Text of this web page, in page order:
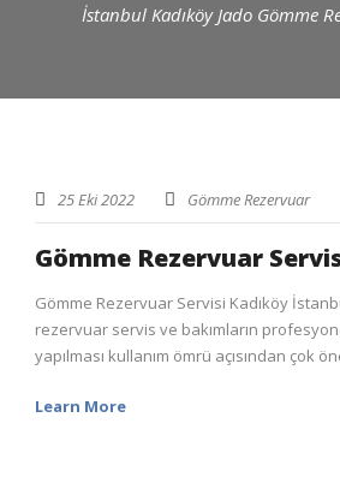
İstanbul Kadıköy Jado Gömme
25 Eki 2022 Gömme Rezervuar
Gömme Rezervuar
Gömme Rezervuar Servisi Kadıköy
rezervuar servis ve bakımların
yapılması kullanım ömrü açısından çok
Learn More